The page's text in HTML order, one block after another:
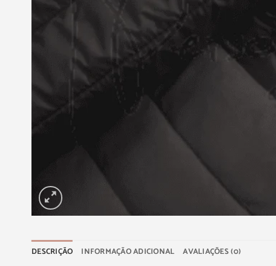
DESCRIÇÃO INFORMAÇÃO ADICIONAL AVALIAÇÕES (0)